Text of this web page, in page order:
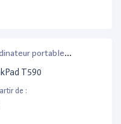
portable
T590
de :